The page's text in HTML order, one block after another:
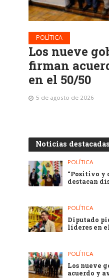
POLÍTICA
Los nueve
firman
en el 50/50
5 de agosto de 2026
Noticias destacadas
POLÍTICA
“Positivo y
destacan
POLÍTICA
Diputado
líderes en
POLÍTICA
Los nueve
acuerdo y